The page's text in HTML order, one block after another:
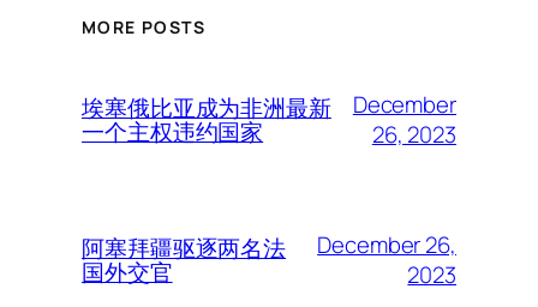
MORE POSTS
埃塞俄比亚成为非洲最新
一个主权违约国家
December
26, 2023
阿塞拜疆驱逐两名法
国外交官
December 26,
2023